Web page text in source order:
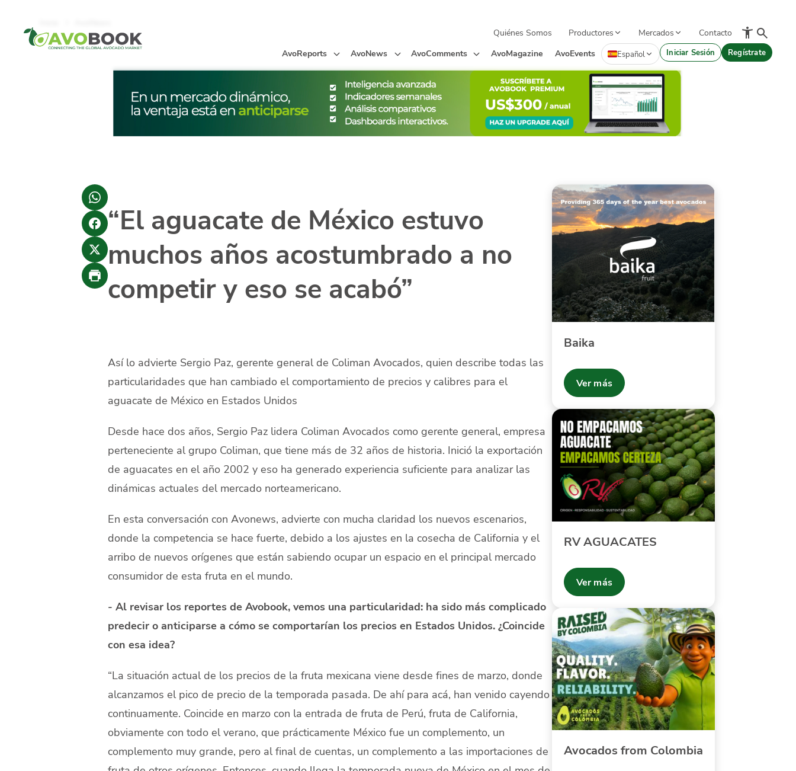
Quiénes Somos Productores Mercados
Contacto
AvoReports
AvoNews AvoComments AvoMagazine AvoEvents Español Iniciar Sesión Regístrate
“El aguacate de México estuvo
muchos años acostumbrado a no
competir y eso se acabó”
Así lo advierte Sergio Paz, gerente general de Coliman Avocados, quien describe todas las
particularidades que han cambiado el comportamiento de precios y calibres para el
aguacate de México en Estados Unidos
Desde hace dos años, Sergio Paz lidera Coliman Avocados como gerente general, empresa
perteneciente al grupo Coliman, que tiene más de 32 años de historia. Inició la exportación
de aguacates en el año 2002 y eso ha generado experiencia suficiente para analizar las
dinámicas actuales del mercado norteamericano.
En esta conversación con Avonews, advierte con mucha claridad los nuevos escenarios,
donde la competencia se hace fuerte, debido a los ajustes en la cosecha de California y el
arribo de nuevos orígenes que están sabiendo ocupar un espacio en el principal mercado
consumidor de esta fruta en el mundo.
- Al revisar los reportes de Avobook, vemos una particularidad: ha sido más complicado
predecir o anticiparse a cómo se comportarían los precios en Estados Unidos. ¿Coincide
con esa idea?
“La situación actual de los precios de la fruta mexicana viene desde fines de marzo, donde
alcanzamos el pico de precio de la temporada pasada. De ahí para acá, han venido cayendo
continuamente. Coincide en marzo con la entrada de fruta de Perú, fruta de California,
obviamente con todo el verano, que prácticamente México fue un complemento, un
complemento muy grande, pero al final de cuentas, un complemento a las importaciones de
Baika
Ver más
RV AGUACATES
Ver más
Avocados from Colombia